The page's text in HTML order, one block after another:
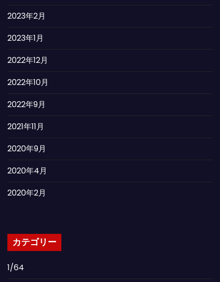
2023年2月
2023年1月
2022年12月
2022年10月
2022年9月
2021年11月
2020年9月
2020年4月
2020年2月
カテゴリー
1/64